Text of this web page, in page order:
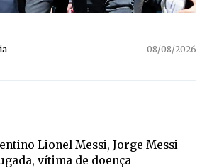
08/08/2026
Lionel Messi, Jorge Messi
vítima de doença